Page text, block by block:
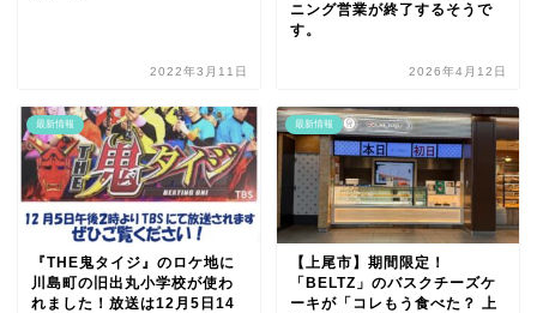
2022年3月11日
ニング営業が終了するそうで
す。
2026年4月12日
最新情報
『THE鬼タイジ』のロケ地に
川島町の旧出丸小学校が使わ
れました！放送は12月5日14
最新情報
【上尾市】期間限定！
「BELTZ」のバスクチーズケ
ーキが「コレもう食べた？ 上